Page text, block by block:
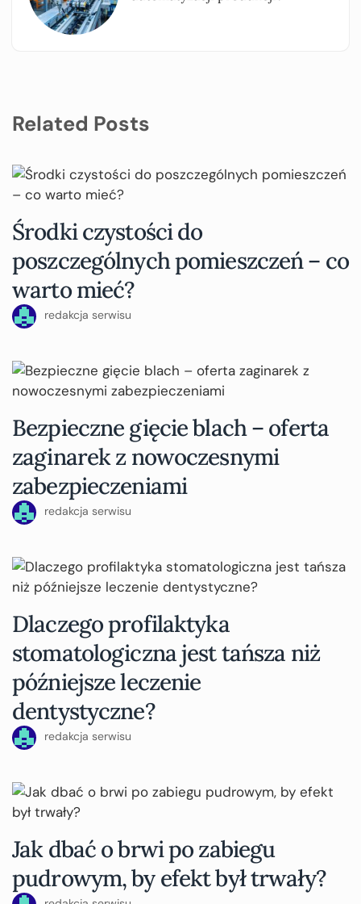
Related Posts
Środki czystości do
poszczególnych pomieszczeń – co
warto mieć?
redakcja serwisu
Bezpieczne gięcie blach – oferta
zaginarek z nowoczesnymi
zabezpieczeniami
redakcja serwisu
Dlaczego profilaktyka
stomatologiczna jest tańsza niż
późniejsze leczenie
dentystyczne?
redakcja serwisu
Jak dbać o brwi po zabiegu
pudrowym, by efekt był trwały?